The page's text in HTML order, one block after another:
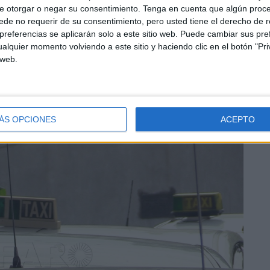
otorgar o negar su consentimiento. Tenga en cuenta que algún
no requerir de su consentimiento, pero usted tiene el derecho de
se aplicarán solo a este sitio web. Puede cambiar sus
momento volviendo a este sitio y haciendo clic en el botón
OPCIONES ACEPTO
la vía administrativa, por lo quelos interesados
ante la propia Consejería en el plazo de un
Administrativo de Ceuta dentro de los dos
112, 123 y 124 de la Ley 39/2015, de 1 de
Administrativa.